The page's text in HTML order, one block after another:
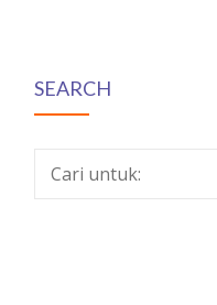
SEARCH
Cari untuk: